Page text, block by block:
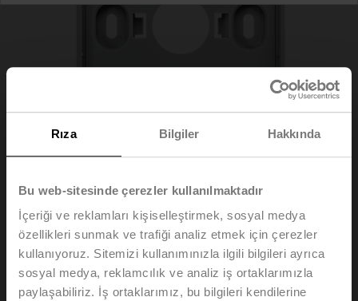
Rıza Bilgiler Hakkında
Bu web-sitesinde çerezler kullanılmaktadır
İçeriği ve reklamları kişiselleştirmek, sosyal medya
özellikleri sunmak ve trafiği analiz etmek için çerezler
kullanıyoruz. Sitemizi kullanımınızla ilgili bilgileri ayrıca
sosyal medya, reklamcılık ve analiz iş ortaklarımızla
paylaşabiliriz. İş ortaklarımız, bu bilgileri kendilerine